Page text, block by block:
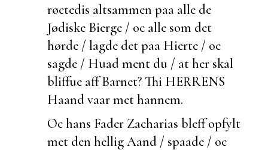
røctedis altsammen paa alle de
Jødiske Bierge / oc alle som det
hørde / lagde det paa Hierte / oc
sagde / Huad ment du / at her skal
bliffue aff Barnet? Thi HERRENS
Haand vaar met hannem.
Oc hans Fader Zacharias bleff opfylt
met den hellig Aand / spaade / oc